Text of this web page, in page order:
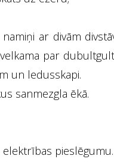
ar divām
par
un ledusskapi.
sanmezgla ēkā.
pieslēgumu.